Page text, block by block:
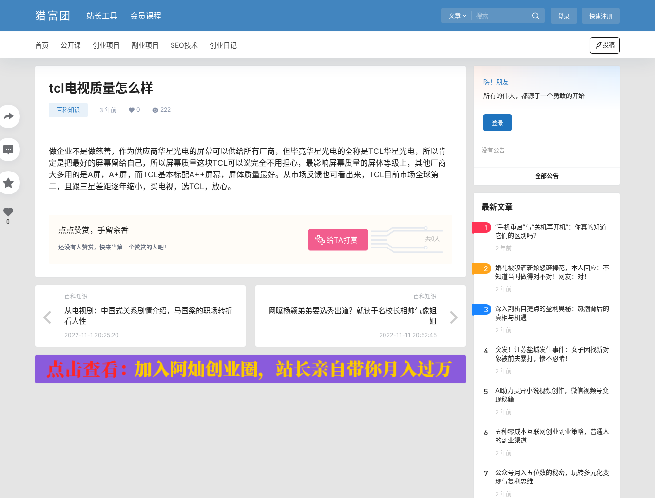
猎富团 站长工具 会员课程 文章 登录 快速注册
首页 公开课 创业项目 副业项目 SEO技术 创业日记 投稿
tcl电视质量怎么样
百科知识 3 年前 0 222
做企业不是做慈善，作为供应商华星光电的屏幕可以供给所有厂商，但毕竟华星光电的全称是TCL华星光电，所以肯
定是把最好的屏幕留给自己，所以屏幕质量这块TCL可以说完全不用担心，最影响屏幕质量的屏体等级上，其他厂商
大多用的是A屏，A+屏，而TCL基本标配A++屏幕，屏体质量最好。从市场反馈也可看出来，TCL目前市场全球第
二，且跟三星差距逐年缩小，买电视，选TCL，放心。
点点赞赏，手留余香
给TA打赏 共0人
还没有人赞赏，快来当第一个赞赏的人吧！
0
百科知识
从电视剧：中国式关系剧情介绍，马国梁的职场转折
看人性
2022-11-1 20:25:20
百科知识
网曝杨颖弟弟要选秀出道？就读于名校长相帅气像姐
姐
2022-11-11 20:52:45
嗨！朋友
所有的伟大，都源于一个勇敢的开始
登录
没有公告
全部公告
最新文章
1
“手机重启”与“关机再开机”：你真的知道
它们的区别吗？
2 年前
2
婚礼被喷酒新娘怒砸捧花，本人回应：不
知道当时做得对不对！网友：对！
2 年前
3
深入剖析自提点的盈利奥秘：热潮背后的
真相与机遇
2 年前
4
突发！江苏盐城发生事件：女子因找新对
象被前夫暴打，惨不忍睹！
2 年前
5
AI助力灵异小说视频创作，微信视频号变
现秘籍
2 年前
6
五种零成本互联网创业副业策略，普通人
的副业渠道
2 年前
7
公众号月入五位数的秘密，玩转多元化变
现与复利思维
2 年前